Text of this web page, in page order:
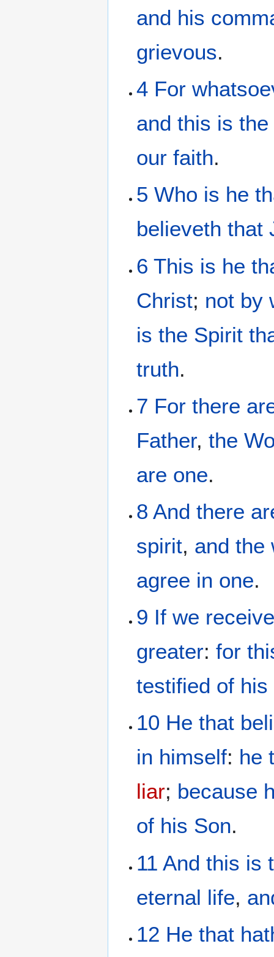
and his
grievous.
4 For
and this is the
our faith.
5 Who is he
believeth that
6 This is he
Christ; not by
is the Spirit
truth.
7 For there
Father,the
are one.
8 And there
spirit, and the
agree in one.
9 If we
greater:for
testified of his
10 He that
in himself: he
liar; because
of his Son.
11 And this is
eternal life,
12 He that